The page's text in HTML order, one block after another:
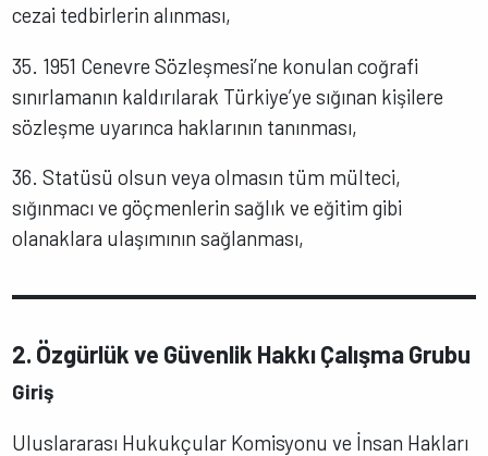
cezai tedbirlerin alınması,
35. 1951 Cenevre Sözleşmesi’ne konulan coğrafi
sınırlamanın kaldırılarak Türkiye’ye sığınan kişilere
sözleşme uyarınca haklarının tanınması,
36. Statüsü olsun veya olmasın tüm mülteci,
sığınmacı ve göçmenlerin sağlık ve eğitim gibi
olanaklara ulaşımının sağlanması,
2. Özgürlük ve Güvenlik Hakkı Çalışma Grubu
Giriş
Uluslararası Hukukçular Komisyonu ve İnsan Hakları